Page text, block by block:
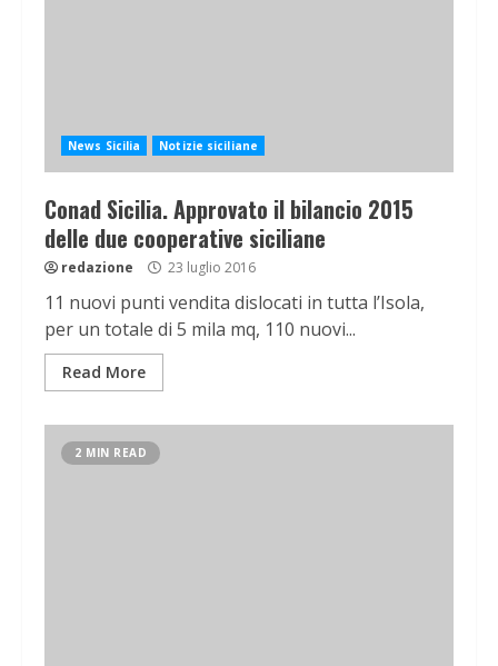
News Sicilia Notizie siciliane
Conad Sicilia. Approvato il bilancio 2015
delle due cooperative siciliane
redazione 23 luglio 2016
11 nuovi punti vendita dislocati in tutta l’Isola,
per un totale di 5 mila mq, 110 nuovi...
Read More
2 MIN READ